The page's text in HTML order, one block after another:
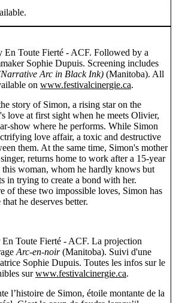
En Toute Fierté - ACF. Followed by a
Sophie Dupuis. Screening includes
Arc in Black Ink) (Manitoba). All
on www.festivalcinergie.ca.
story of Simon, a rising star on the
love at first sight when he meets Olivier,
show where he performs. While Simon
love affair, a toxic and destructive
them. At the same time, Simon's mother
returns home to work after a 15-year
this woman, whom he hardly knows but
in trying to create a bond with her.
of these two impossible loves, Simon has
he deserves better.
En Toute Fierté - ACF. La projection
Arc-en-noir(Manitoba). Suivi d'une
Sophie Dupuis. Toutes les infos sur le
surwww.festivalcinergie.ca.
l’histoire de Simon, étoile montante de la